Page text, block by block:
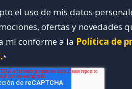
el uso de mis datos
ofertas y novedades
mí conforme a la Política de
*